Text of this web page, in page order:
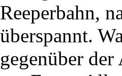
Reeperbahn,
überspannt.
gegenüber